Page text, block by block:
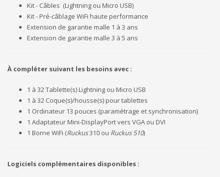
Kit - Câbles (Lightning ou Micro USB)
Kit - Pré-câblage WiFi haute performance
Extension de garantie malle 1 à 3 ans
Extension de garantie malle 3 à 5 ans
À compléter suivant les besoins avec :
1 à 32 Tablette(s) Lightning ou Micro USB
1 à 32 Coque(s)/housse(s) pour tablettes
1 Ordinateur 13 pouces (paramétrage et synchronisation)
1 Adaptateur Mini-DisplayPort vers VGA ou DVI
1 Borne WiFi (Ruckus310 ou Ruckus 510)
Logiciels complémentaires disponibles :